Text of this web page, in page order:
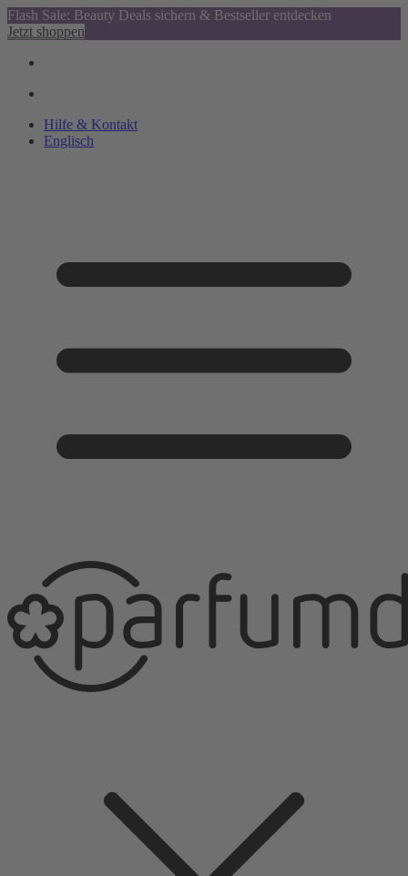
Flash Sale: Beauty Deals sichern & Bestseller entdecken
Jetzt shoppen
Hilfe & Kontakt
Englisch